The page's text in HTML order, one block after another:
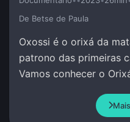
De Betse de Paula
Oxossi é o orixá da
patrono das primeiras
Vamos conhecer o